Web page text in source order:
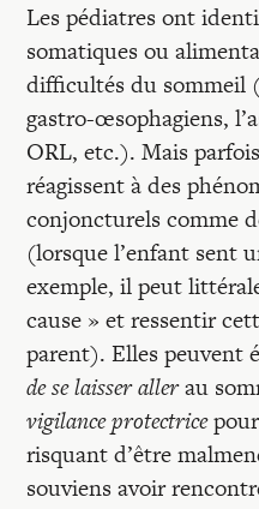
Colloque
Mon panier
Mon compte
Les pédiatres ont
somatiques ou
difficultés du sommeil
gastro-œsophagiens,
ORL, etc.). Mais
réagissent à des
conjoncturels comme
(lorsque l’enfant sent
exemple, il peut
cause » et ressentir
parent). Elles peuvent
de se laisser allerau
vigilance protectrice
risquant d’être
souviens avoir